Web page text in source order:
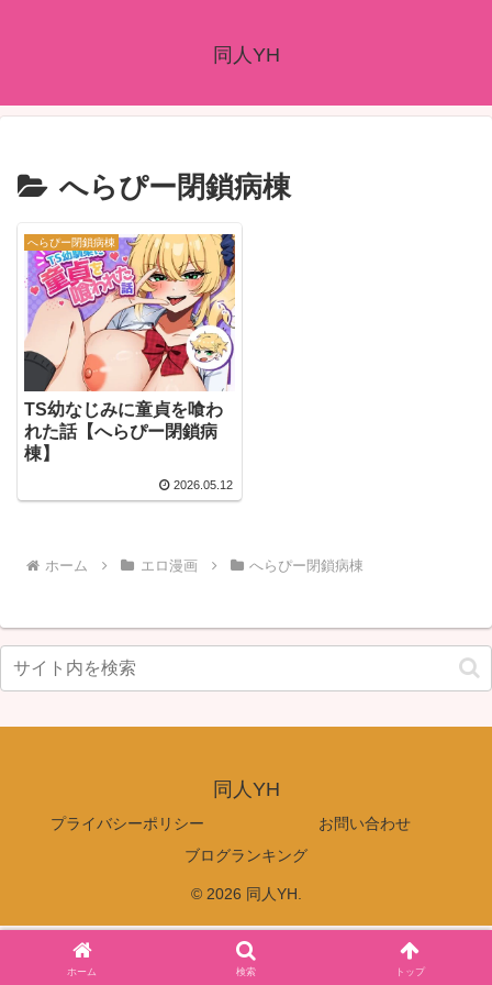
同人YH
へらぴー閉鎖病棟
へらぴー閉鎖病棟
TS幼なじみに童貞を喰わ
れた話【へらぴー閉鎖病
棟】
2026.05.12
ホーム エロ漫画 へらぴー閉鎖病棟
同人YH
プライバシーポリシー
お問い合わせ
ブログランキング
© 2026 同人YH.
ホーム 検索 トップ